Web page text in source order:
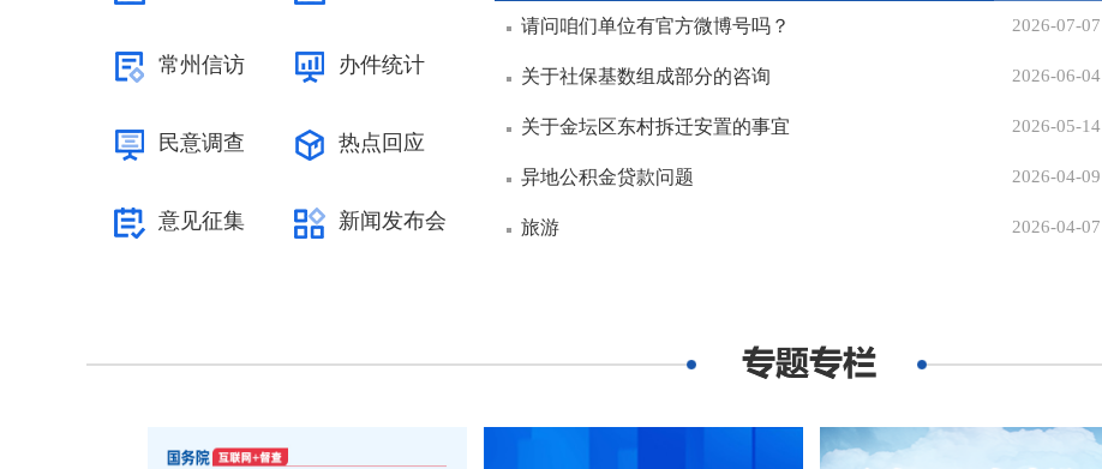
常州信访 办件统计
民意调查 热点回应
意见征集 新闻发布会
请问咱们单位有官方微博号吗？ 2026-07-07
关于社保基数组成部分的咨询 2026-06-04
关于金坛区东村拆迁安置的事宜 2026-05-14
异地公积金贷款问题 2026-04-09
旅游 2026-04-07